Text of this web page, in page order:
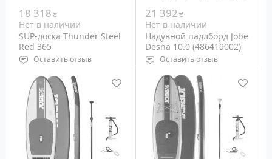
18 318₴
Нет в наличии
SUP-доска Thunder Steel
Red 365
Оставить отзыв
Тип: Надувная
Размеры: 3650 х 750 х
150 мм
Вес райдера: до 150 кг
Вес: 13 кг
21 392₴
Нет в наличии
Надувной падлборд Jobe
Desna 10.0 (486419002)
Оставить отзыв
Тип: Надувной
Размеры: 305х81,3х10 см
Вес райдера: до 90 кг
Вес доски: 7.8 кг